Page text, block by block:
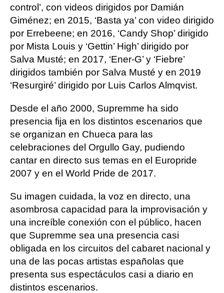
control’, con videos dirigidos por Damián
Giménez; en 2015, ‘Basta ya’ con video dirigido
por Errebeene; en 2016, ‘Candy Shop’ dirigido
por Mista Louis y ‘Gettin’ High’ dirigido por
Salva Musté; en 2017, ‘Ener-G’ y ‘Fiebre’
dirigidos también por Salva Musté y en 2019
‘Resurgiré’ dirigido por Luis Carlos Almqvist.
Desde el año 2000, Supremme ha sido
presencia fija en los distintos escenarios que
se organizan en Chueca para las
celebraciones del Orgullo Gay, pudiendo
cantar en directo sus temas en el Europride
2007 y en el World Pride de 2017.
Su imagen cuidada, la voz en directo, una
asombrosa capacidad para la improvisación y
una increíble conexión con el público, hacen
que Supremme sea una presencia casi
obligada en los circuitos del cabaret nacional y
una de las pocas artistas españolas que
presenta sus espectáculos casi a diario en
distintos escenarios.